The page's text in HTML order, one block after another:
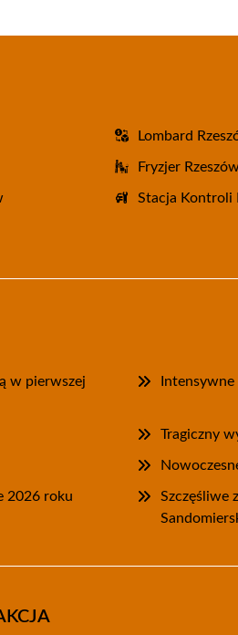
Lombard
Fryzjer
Stacja Kontroli
w pierwszej
Tragiczny
2026 roku
Szczęśliwe